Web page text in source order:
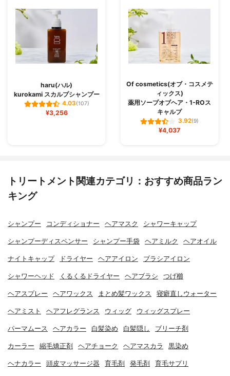
haru(ハル)
kurokami スカルプシャンプー
4.03(107)
¥3,256
Of cosmetics(オブ・コスメテ
ィックス)
薬用ソープオブヘア・1-ROス
キャルプ
3.92(9)
¥4,037
トリートメント関連カテゴリ：おすすめ商品ラン
キング
シャンプー コンディショナー ヘアマスク シャワーキャップ
シャンプーディスペンサー シャンプー手袋 ヘアミルク ヘアオイル
ナイトキャップ ドライヤー ヘアアイロン ブラシアイロン
シャワーヘッド くるくるドライヤー ヘアブラシ つげ櫛
ヘアスプレー ヘアワックス まとめ髪ワックス 寝癖直しウォーター
ヘアミスト ヘアフレグランス ウィッグ ウィッグスプレー
パーマムース ヘアカラー 白髪染め 白髪隠し ブリーチ剤
カーラー 縮毛矯正剤 ヘアチョーク ヘアマスカラ 黒染め
ヘナカラー 頭皮マッサージ器 育毛剤 発毛剤 育毛サプリ